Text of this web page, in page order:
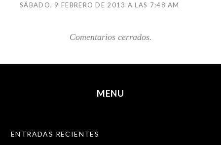
SÁBADO, 9 FEBRERO DE 2013 A LAS 7:48 AM
Comentarios cerrados.
MENU
ENTRADAS RECIENTES